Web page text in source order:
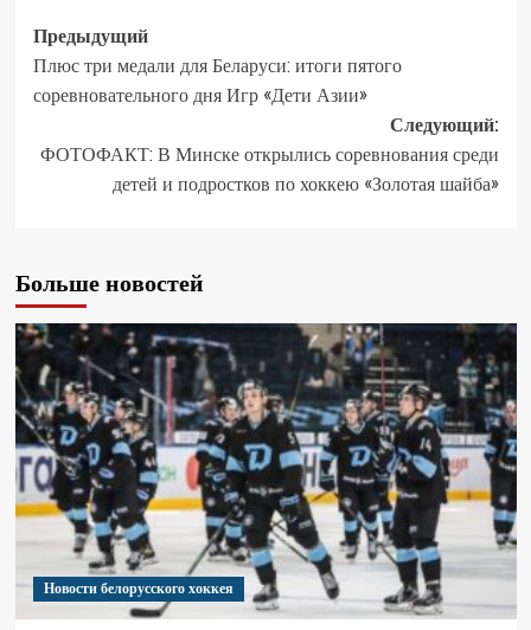
Предыдущий
Плюс три медали для Беларуси: итоги пятого
соревновательного дня Игр «Дети Азии»
Следующий:
ФОТОФАКТ: В Минске открылись соревнования среди
детей и подростков по хоккею «Золотая шайба»
Больше новостей
Новости белорусского хоккея